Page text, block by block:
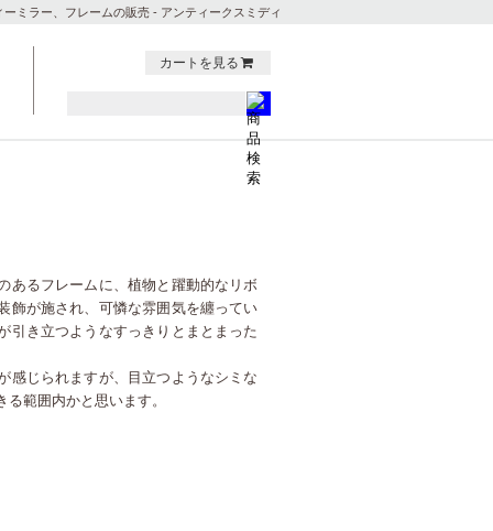
ーミラー、フレームの販売 - アンティークスミディ
カートを見る
あるフレームに、植物と躍動的なリボ
飾が施され、可憐な雰囲気を纏ってい
引き立つようなすっきりとまとまった
感じられますが、目立つようなシミな
範囲内かと思います。